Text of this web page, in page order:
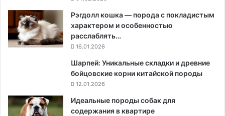
Рэгдолл кошка — порода с покладистым
характером и особенностью
расслаблять…
16.01.2026
Шарпей: Уникальные складки и древние
бойцовские корни китайской породы
12.01.2026
Идеальные породы собак для
содержания в квартире